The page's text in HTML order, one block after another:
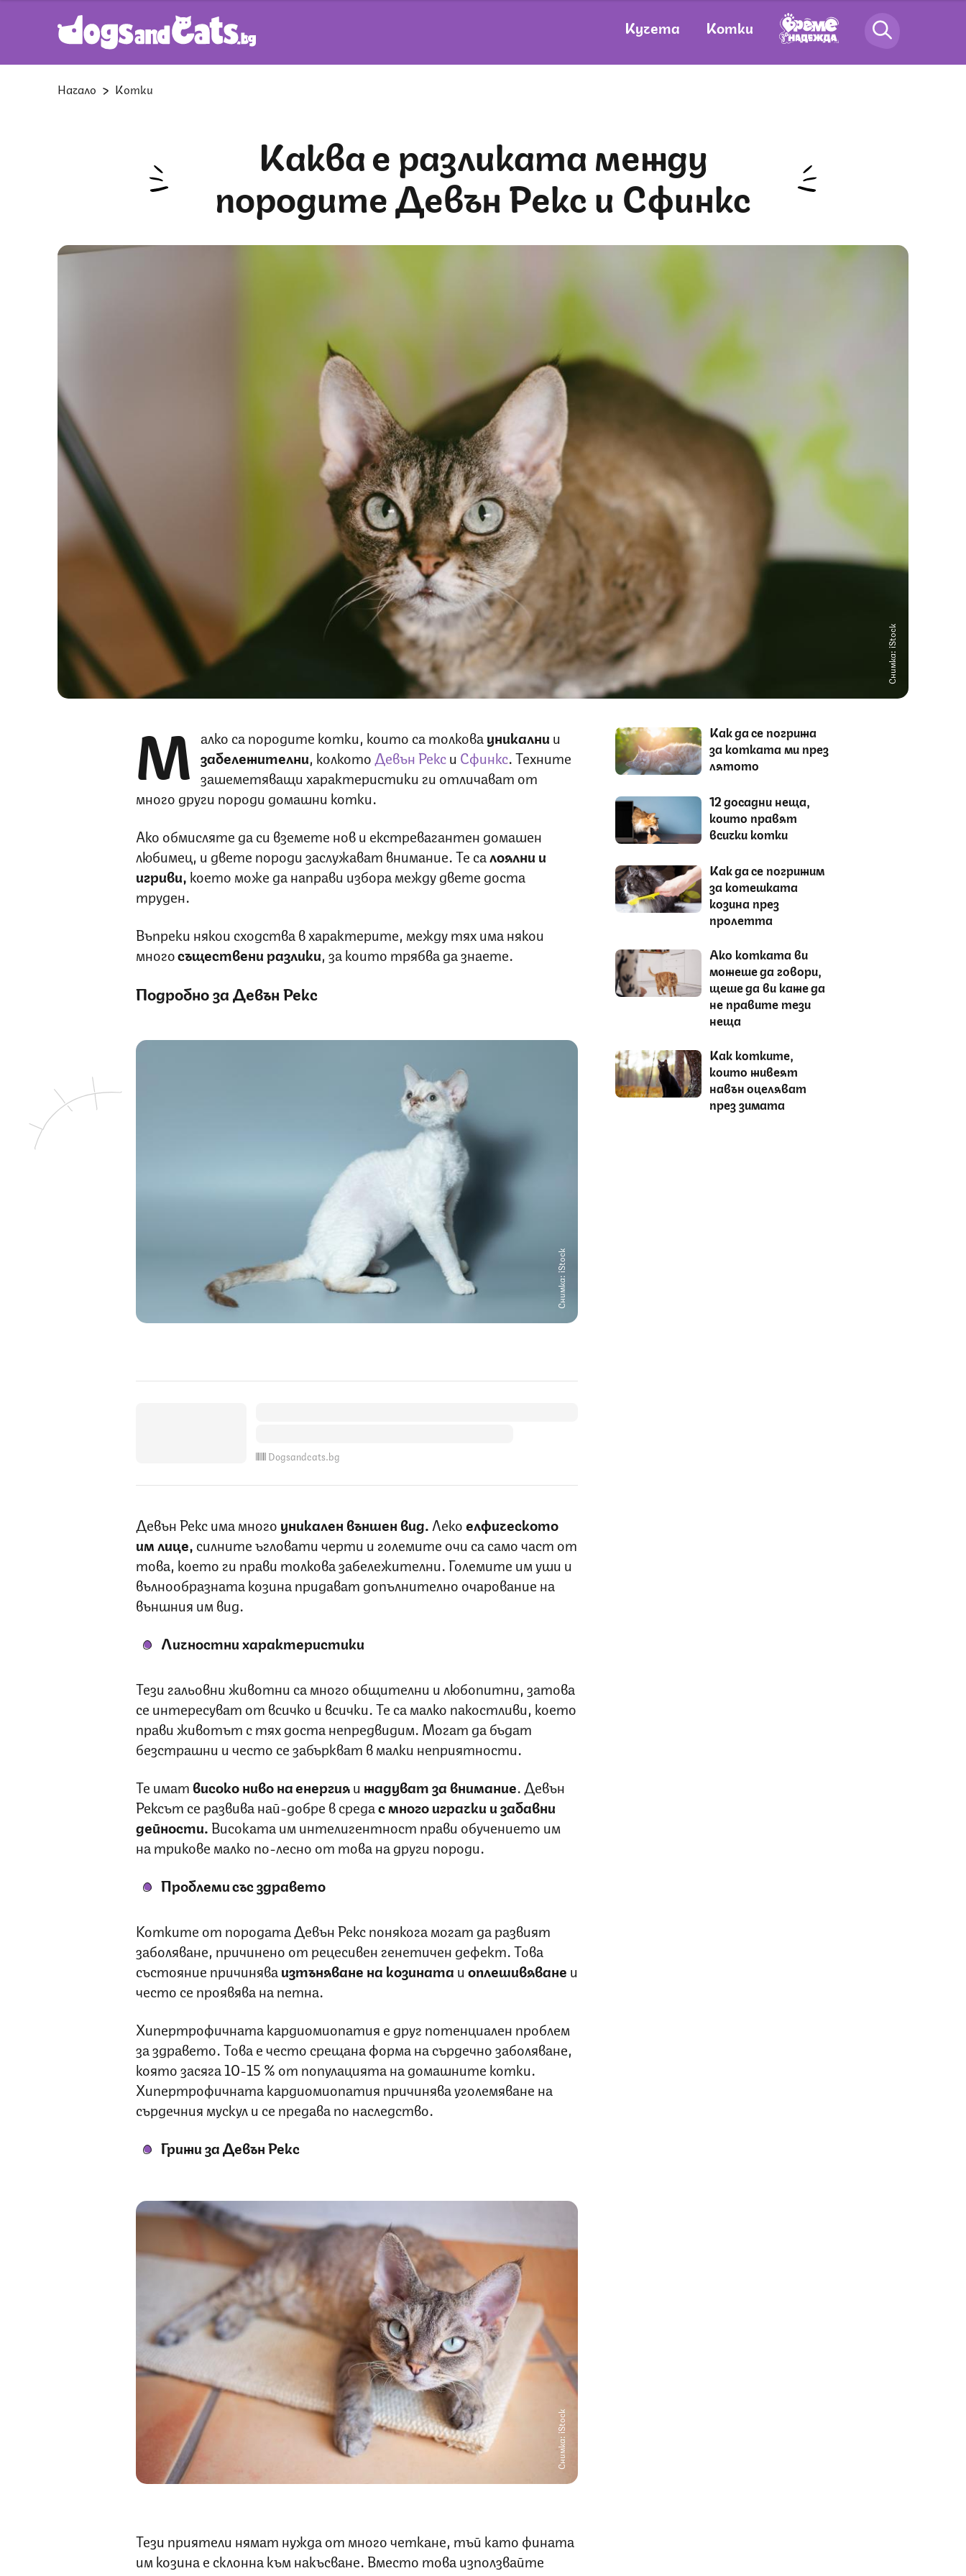
Кучета Котки
Начало Котки
Каква е разликата между
породите Девън Рекс и Сфинкс
Снимка: iStock
М алко са породите котки, които са толковауникални и
забележителни, колкото Девън Рекси Сфинкс. Техните
зашеметяващи характеристики ги отличават от
много други породи домашни котки.
Ако обмисляте да си вземете нов и екстревагантен домашен
любимец, и двете породи заслужават внимание. Те салоялни и
игриви, което може да направи избора между двете доста
труден.
Въпреки някои сходства в характерите, между тях има някои
многосъществени разлики, за които трябва да знаете.
Подробно за Девън Рекс
Снимка: iStock
Dogsandcats.bg
Девън Рекс има много уникален външен вид. Лекоелфическото
им лице, силните ъгловати черти и големите очи са само част от
това, което ги прави толкова забележителни. Големите им уши и
вълнообразната козина придават допълнително очарование на
външния им вид.
Личностни характеристики
Тези гальовни животни са много общителни и любопитни, затова
се интересуват от всичко и всички. Те са малко пакостливи, което
прави животът с тях доста непредвидим. Могат да бъдат
безстрашни и често се забъркват в малки неприятности.
Те имат високо ниво на енергияи жадуват за внимание. Девън
Рексът се развива най-добре в средас много играчки и забавни
дейности. Високата им интелигентност прави обучението им
на трикове малко по-лесно от това на други породи.
Проблеми със здравето
Котките от породата Девън Рекс понякога могат да развият
заболяване, причинено от рецесивен генетичен дефект. Това
състояние причиняваизтъняване на козината и оплешивяване и
често се проявява на петна.
Хипертрофичната кардиомиопатия е друг потенциален проблем
за здравето. Това е често срещана форма на сърдечно заболяване,
която засяга 10-15 % от популацията на домашните котки.
Хипертрофичната кардиомиопатия причинява уголемяване на
сърдечния мускул и се предава по наследство.
Грижи за Девън Рекс
Снимка: iStock
Тези приятели нямат нужда от много четкане, тъй като фината
им козина е склонна към накъсване. Вместо това използвайте
Как да се погрижа
за котката ми през
лятото
12 досадни неща,
които правят
всички котки
Как да се погрижим
за котешката
козина през
пролетта
Ако котката ви
можеше да говори,
щеше да ви каже да
не правите тези
неща
Как котките,
които живеят
навън оцеляват
през зимата